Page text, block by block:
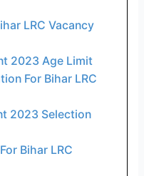
LRC Vacancy
2023 Age Limit
For Bihar LRC
2023 Selection
Bihar LRC